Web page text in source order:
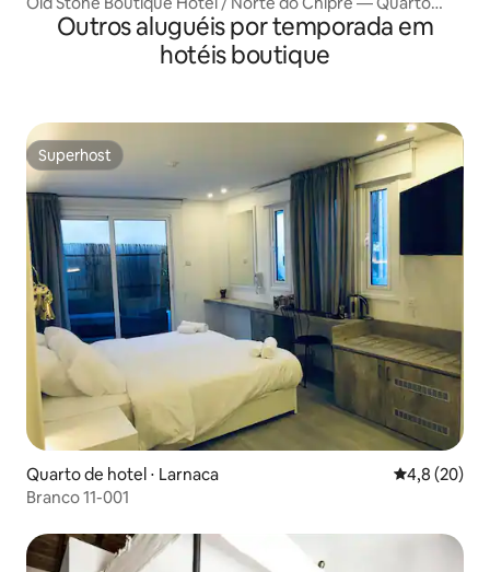
SarpOutros aluguéis por temporada em
hotéis boutique
Superhost
Superhost
Quarto de hotel ⋅ Larnaca 4,8 de uma
4,8 (20)
Branco 11-001